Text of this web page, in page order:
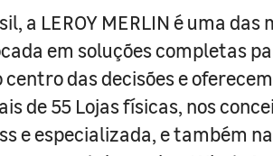
a LEROY MERLIN é uma
em soluções completas
centro das decisões e
de 55 Lojas físicas, nos
e especializada, e também